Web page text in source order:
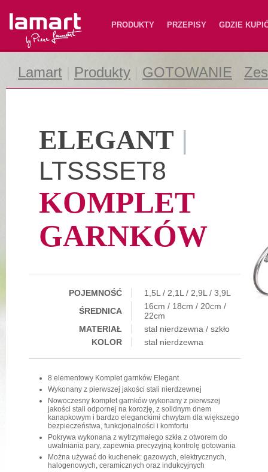
Lamart PRODUKTY PRZEPISY GDZIE
Lamart Produkty GOTOWANIE
ELEGANT |
LTSSSET8
KOMPLET
GARNKÓW
POJEMNOŚĆ
1,5L / 2,1L / 2,9L / 3,9L
ŚREDNICA
16cm / 18cm / 20cm /
22cm
MATERIAŁ
stal nierdzewna / szkło
KOLOR
stal nierdzewna
8 elementowy Komplet garnków Elegant
Wykonany z pierwszej jakości stali nierdzewnej
Nowoczesny komplet garnków wykonany z pierwszej
jakości stali odpornej na korozję, z solidnym dnem
kanapkowym i bardzo eleganckimi chwytam dla większego
bezpieczeństwa, funkcjonalności i komfortu
Pokrywa wykonana z wytrzymałego szkła z otworem do
uwalniania pary, zapewnia precyzyjną kontrolę gotowania
Można używać do kuchenek: gazowych, elektrycznych,
halogenowych, ceramicznych oraz indukcyjnych